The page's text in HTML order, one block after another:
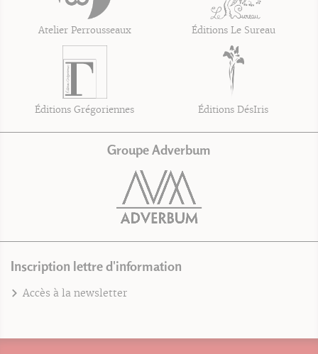
Atelier Perrousseaux Éditions Le Sureau
Éditions Grégoriennes Éditions DésIris
Groupe Adverbum
Inscription lettre d'information
Accès à la newsletter